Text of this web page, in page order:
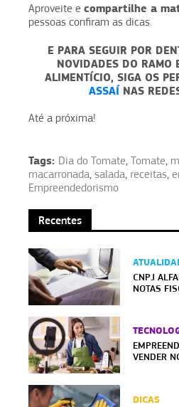
Aproveite e compartilhe a
pessoas confiram as dicas.
E PARA SEGUIR POR
NOVIDADES DO RAMO
ALIMENTÍCIO, SIGA OS
ASSAÍNAS
Até a próxima!
Tags: Dia do Tomate, Tomate,
macarronada, salada, receitas,
Empreendedorismo
Recentes
CNPJ
NOTAS
VENDER
DICAS